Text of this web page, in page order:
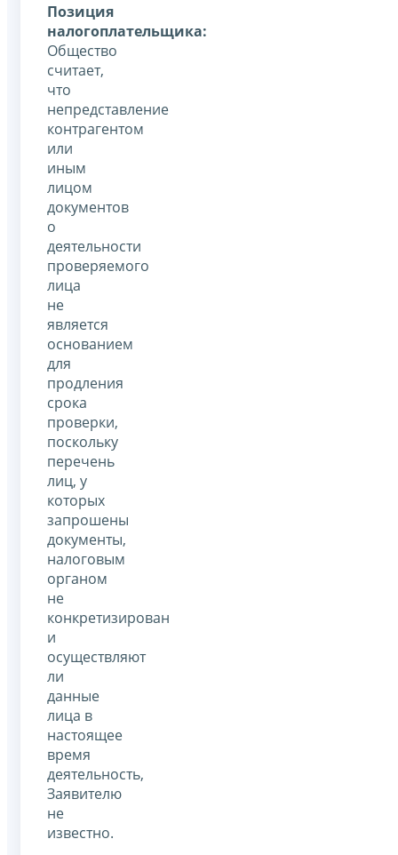
Позиция
налогоплательщика:
Общество
считает,
что
непредставление
контрагентом
или
иным
лицом
документов
о
деятельности
проверяемого
лица
не
является
основанием
для
продления
срока
проверки,
поскольку
перечень
лиц, у
которых
запрошены
документы,
налоговым
органом
не
конкретизирован
и
осуществляют
ли
данные
лица в
настоящее
время
деятельность,
Заявителю
не
известно.